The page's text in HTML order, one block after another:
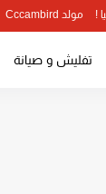
مولد Cccambird
تفليش و صيانة